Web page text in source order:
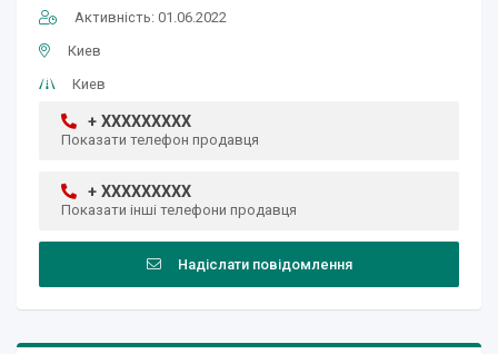
Активність: 01.06.2022
Киев
Киев
+ XXXXXXXXX
Показати телефон продавця
+ XXXXXXXXX
Показати інші телефони продавця
Надіслати повідомлення